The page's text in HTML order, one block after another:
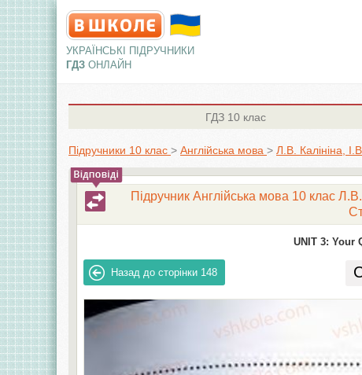
УКРАЇНСЬКІ ПІДРУЧНИКИ
ГДЗ ОНЛАЙН
ГДЗ 10 клас
Підручники 10 клас > Англiйська мова > Л.В. Калініна,
Підручник Англійська мова 10 клас
UNIT 3: Your
Назад до сторінки 148